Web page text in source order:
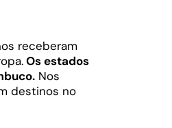
receberam
Os estados
Nos
destinos no